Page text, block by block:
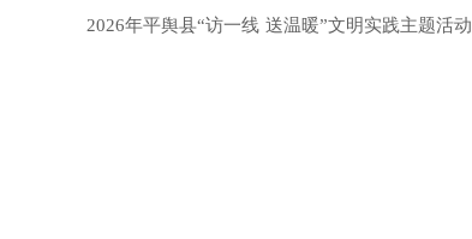
2026年平舆县“访一线 送温暖”文明实践主题活动